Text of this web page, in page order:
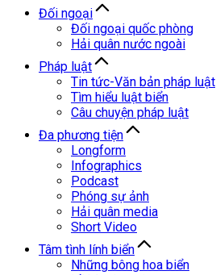
Đối ngoại
Đối ngoại quốc phòng
Hải quân nước ngoài
Pháp luật
Tin tức-Văn bản pháp luật
Tìm hiểu luật biển
Câu chuyện pháp luật
Đa phương tiện
Longform
Infographics
Podcast
Phóng sự ảnh
Hải quân media
Short Video
Tâm tình lính biển
Những bông hoa biển